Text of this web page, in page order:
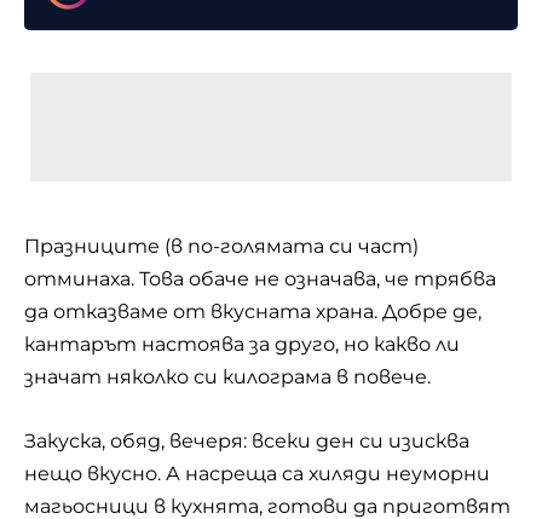
Празниците (в по-голямата си част)
отминаха. Това обаче не означава, че трябва
да отказваме от вкусната храна. Добре де,
кантарът настоява за друго, но какво ли
значат няколко си килограма в повече.
Закуска, обяд, вечеря: всеки ден си изисква
нещо вкусно. А насреща са хиляди неуморни
магьосници в кухнята, готови да приготвят